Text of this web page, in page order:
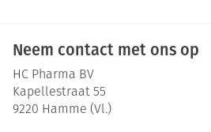
Neem contact met ons op
HC Pharma BV
Kapellestraat 55
9220 Hamme (Vl.)